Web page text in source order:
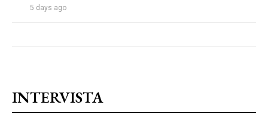
5 days ago
INTERVISTA